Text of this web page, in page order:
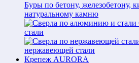
Буры по бетону, железобетону,
натуральному камню
стали
нержавеющей стали
Крепеж AURORA